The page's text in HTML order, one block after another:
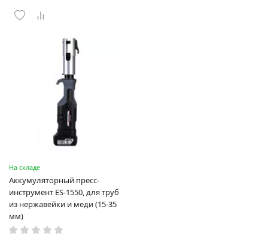
На складе
Аккумуляторный пресс-
инструмент ES-1550, для труб
из нержавейки и меди (15-35
мм)